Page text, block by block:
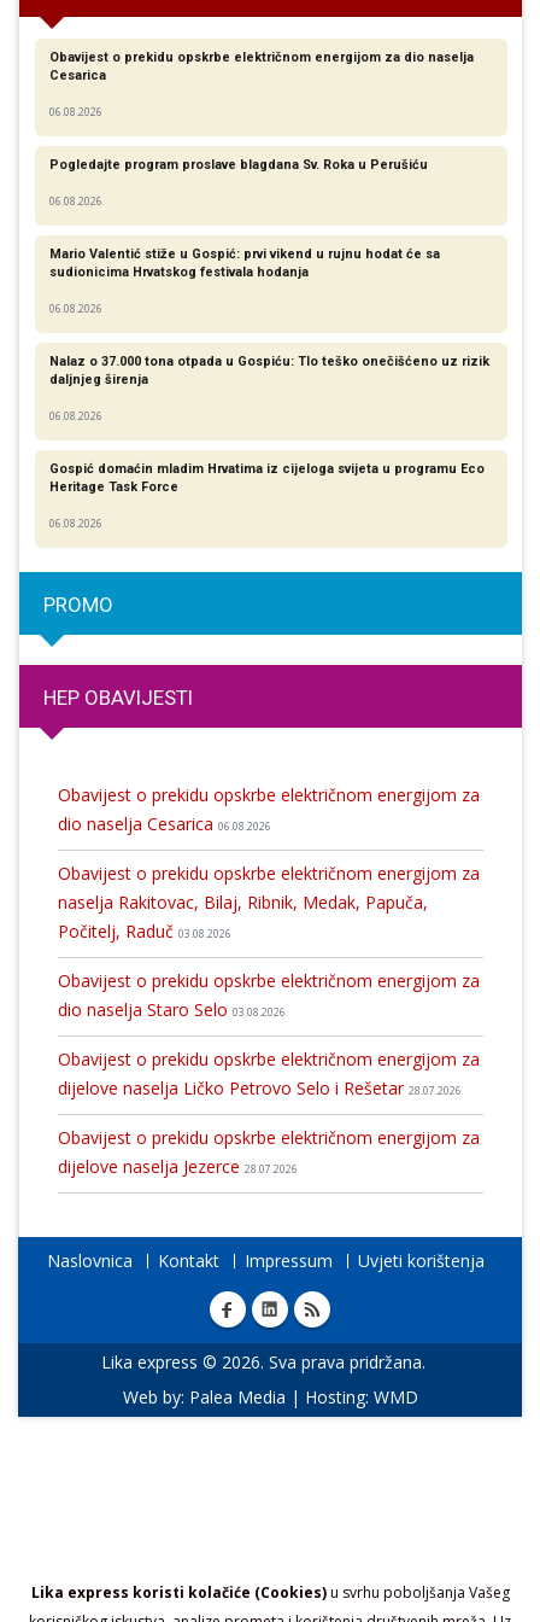
Lika express koristi kolačiće (Cookies)u svrhu poboljšanja Vašeg
Obavijest o prekidu opskrbe električnom energijom za dio naselja
Cesarica
06.08.2026
Pogledajte program proslave blagdana Sv. Roka u Perušiću
06.08.2026
Mario Valentić stiže u Gospić: prvi vikend u rujnu hodat će sa
sudionicima Hrvatskog festivala hodanja
06.08.2026
Nalaz o 37.000 tona otpada u Gospiću: Tlo teško onečišćeno uz rizik
daljnjeg širenja
06.08.2026
Gospić domaćin mladim Hrvatima iz cijeloga svijeta u programu Eco
Heritage Task Force
06.08.2026
PROMO
HEP OBAVIJESTI
Obavijest o prekidu opskrbe električnom energijom za
dio naselja Cesarica 06.08.2026
Obavijest o prekidu opskrbe električnom energijom za
naselja Rakitovac, Bilaj, Ribnik, Medak, Papuča,
Počitelj, Raduč 03.08.2026
Obavijest o prekidu opskrbe električnom energijom za
dio naselja Staro Selo 03.08.2026
Obavijest o prekidu opskrbe električnom energijom za
dijelove naselja Ličko Petrovo Selo i Rešetar 28.07.2026
Obavijest o prekidu opskrbe električnom energijom za
dijelove naselja Jezerce 28.07.2026
Naslovnica Kontakt Impressum Uvjeti korištenja
Lika express © 2026. Sva prava pridržana.
Web by: Palea Media | Hosting: WMD